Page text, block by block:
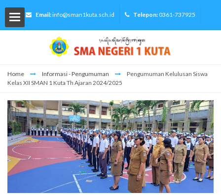
Email:info@sman1kuta.sch.id Telepon: 0361-737925
Home Informasi - Pengumuman
Pengumuman Kelulusan Siswa
Kelas XII SMAN 1 Kuta Th Ajaran 2024/2025